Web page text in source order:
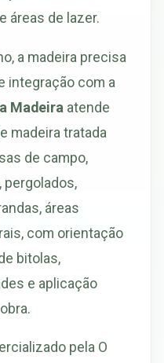
áreas de lazer.
a madeira precisa
integração com a
Madeira atende
madeira tratada
de campo,
pergolados,
áreas
com orientação
bitolas,
e aplicação
pela O